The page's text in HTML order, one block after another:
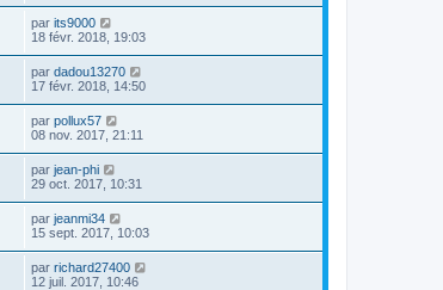
par its9000
18 févr. 2018, 19:03
par dadou13270
17 févr. 2018, 14:50
par pollux57
08 nov. 2017, 21:11
par jean-phi
29 oct. 2017, 10:31
par jeanmi34
15 sept. 2017, 10:03
par richard27400
12 juil. 2017, 10:46